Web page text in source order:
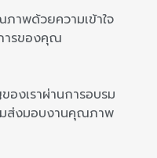
าพด้วยความเข้าใจ
ารของคุณ
องเราผ่านการอบรม
มส่งมอบงานคุณภาพ